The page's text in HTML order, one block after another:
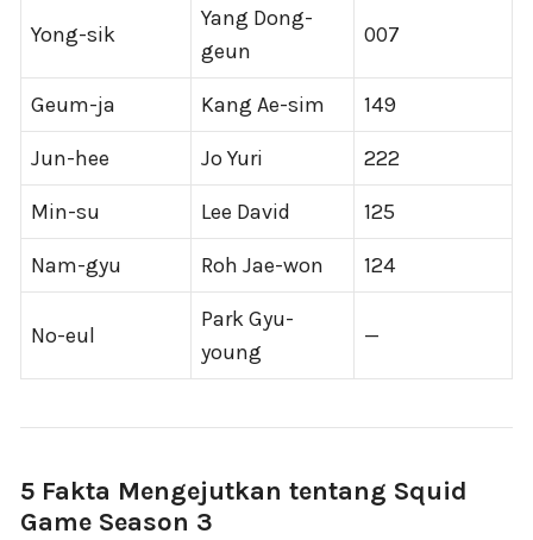
Yong-sik
Yang Dong-
geun
007
Geum-ja Kang Ae-sim 149
Jun-hee Jo Yuri 222
Min-su Lee David 125
Nam-gyu Roh Jae-won 124
No-eul
Park Gyu-
young
—
5 Fakta Mengejutkan tentang Squid
Game Season 3